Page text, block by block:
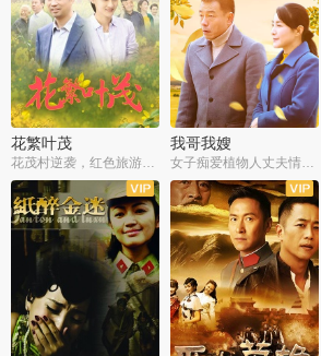
花繁叶茂
花茂村逆袭，红色旅游出圈
我哥我嫂
女子痴爱植物人丈夫情定一生
全42集
全35集